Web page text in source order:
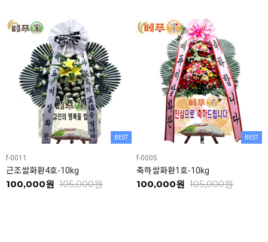
BEST
f-0011
근조쌀화환4호-10kg
100,000원 105,000원
BEST
f-0005
축하쌀화환1호-10kg
100,000원 105,000원